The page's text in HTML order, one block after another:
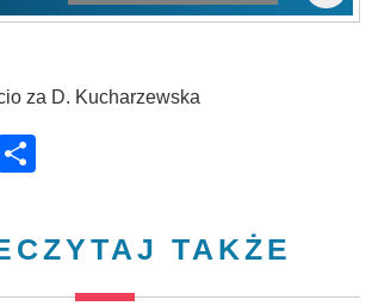
za D. Kucharzewska
Email
TAKŻE